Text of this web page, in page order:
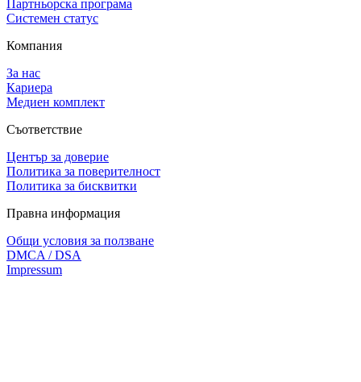
Партньорска програма
Системен статус
Компания
За нас
Кариера
Медиен комплект
Съответствие
Център за доверие
Политика за поверителност
Политика за бисквитки
Правна информация
Общи условия за ползване
DMCA / DSA
Impressum